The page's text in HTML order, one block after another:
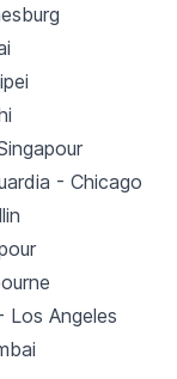
- Chicago
Los Angeles